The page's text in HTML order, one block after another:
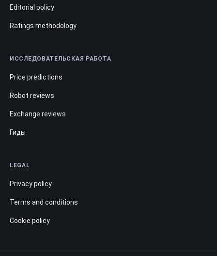
Editorial policy
Ratings methodology
ИССЛЕДОВАТЕЛЬСКАЯ РАБОТА
Price predictions
Robot reviews
Exchange reviews
Гиды
LEGAL
Privacy policy
Terms and conditions
Cookie policy